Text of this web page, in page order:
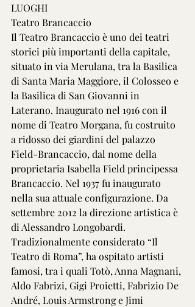
LUOGHI
Teatro Brancaccio
Il Teatro Brancaccio è uno dei teatri
storici più importanti della capitale,
situato in via Merulana, tra la Basilica
di Santa Maria Maggiore, il Colosseo e
la Basilica di San Giovanni in
Laterano. Inaugurato nel 1916 con il
nome di Teatro Morgana, fu costruito
a ridosso dei giardini del palazzo
Field-Brancaccio, dal nome della
proprietaria Isabella Field principessa
Brancaccio. Nel 1937 fu inaugurato
nella sua attuale configurazione. Da
settembre 2012 la direzione artistica è
di Alessandro Longobardi.
Tradizionalmente considerato “Il
Teatro di Roma”, ha ospitato artisti
famosi, tra i quali Totò, Anna Magnani,
Aldo Fabrizi, Gigi Proietti, Fabrizio De
André, Louis Armstrong e Jimi